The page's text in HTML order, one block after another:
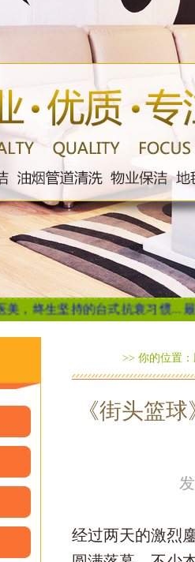
式抗衰习惯... 最好的养胃就是减
>> 你的位置：
《街头篮
经过两天的激烈